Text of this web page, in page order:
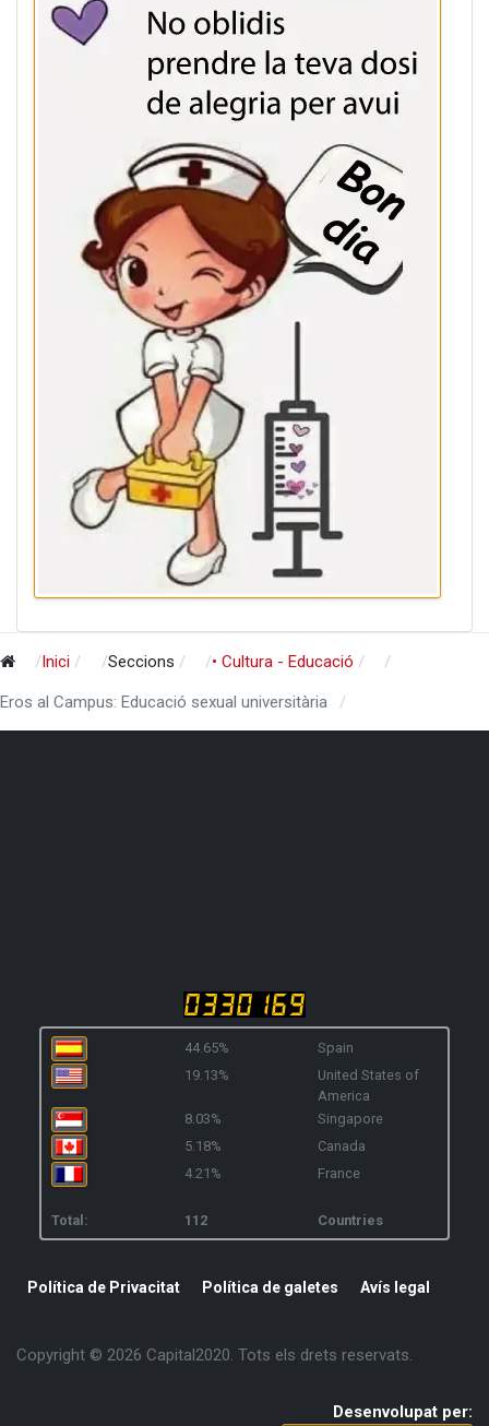
Inici Seccions • Cultura - Educació
Eros al Campus: Educació sexual universitària
44.65%
Spain
19.13%
United States of
America
8.03%
Singapore
5.18%
Canada
4.21%
France
Total: 112 Countries
Política de Privacitat Política de galetes Avís legal
Copyright © 2026 Capital2020. Tots els drets reservats.
Desenvolupat per: